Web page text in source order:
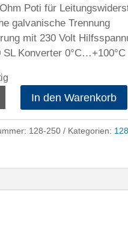
Poti für
galvanische Trennung
mit 230 Volt
SL Konverter 0°C…+100°C
In den Warenkorb
128-250 Kategorien: